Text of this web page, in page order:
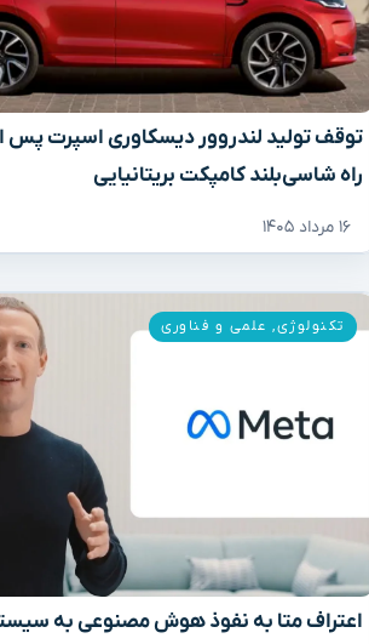
راه شاسی‌بلند کامپکت بریتانیایی
۱۶ مرداد ۱۴۰۵
اعتراف متا به نفوذ هوش مصنوعی به
تکنولوژی, علمی و فناوری